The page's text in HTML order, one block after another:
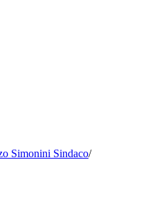
Simonini Sindaco/